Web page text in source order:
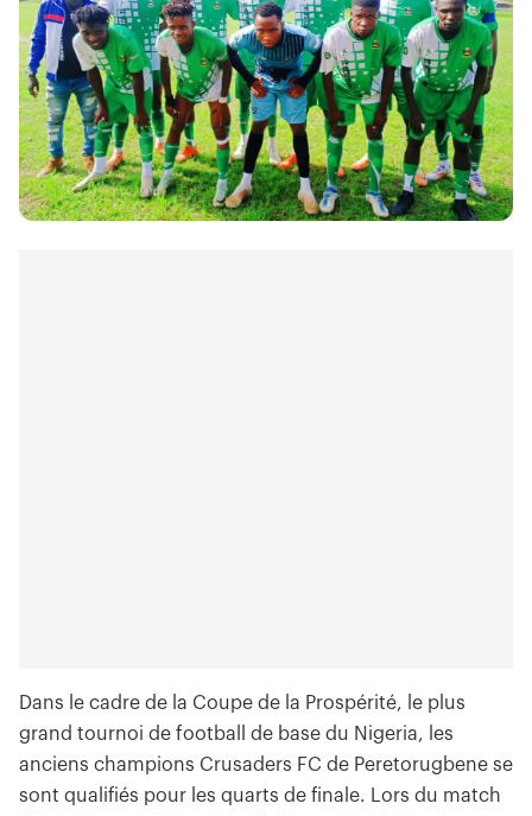
Dans le cadre de la Coupe de la Prospérité, le plus
grand tournoi de football de base du Nigeria, les
anciens champions Crusaders FC de Peretorugbene se
sont qualifiés pour les quarts de finale. Lors du match